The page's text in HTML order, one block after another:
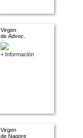
Virgen
de Advoc.
descon.
+ Información
Virgen
de Nagore